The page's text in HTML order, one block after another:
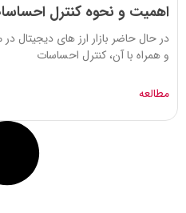
اهمیت و نحوه کنترل
در حال حاضر بازار ارز های دیجیتال
و همراه با آن، کنترل احساسات
مطالعه